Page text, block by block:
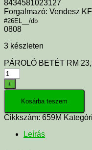
8434581023127
Forgalmazó: Vendesz
#26EL__/db
0808
3 készleten
PÁROLÓ BETÉT RM
+
Kosárba teszem
Cikkszám: 659M
Leírás